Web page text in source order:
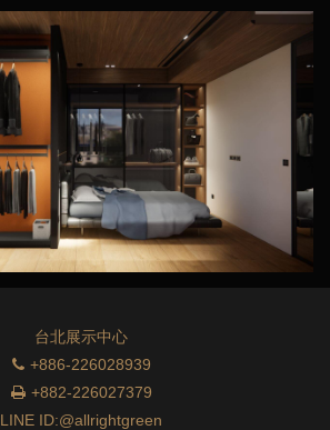
台北展示中心
+886-226028939
+882-226027379
LINE ID:@allrightgreen